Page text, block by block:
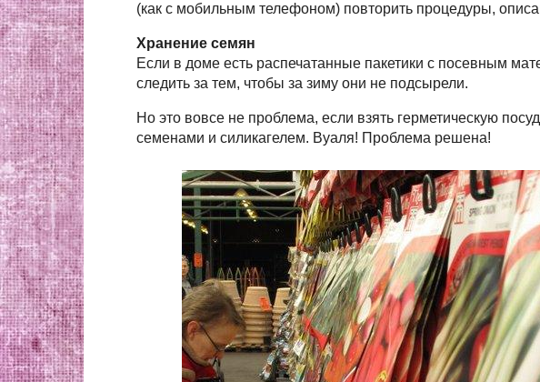
(как с мобильным телефоном) повторить процедуры,
Хранение семян
Если в доме есть распечатанные пакетики с посевным
следить за тем, чтобы за зиму они не подсырели.
Но это вовсе не проблема, если взять герметическую
семенами и силикагелем. Вуаля! Проблема решена!